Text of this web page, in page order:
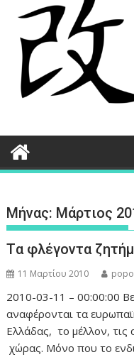
Μήνας: Μάρτιος
Tα φλέγοντα
11 Μαρτίου 2010
2010-03-11 – 00:00:00
αναφέρονται τα
Ελλάδας, το μέλλον, τις
χώρας. Μόνο που το